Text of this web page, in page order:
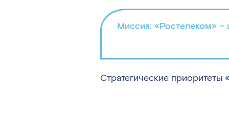
Миссия: «Ростелеком» –
Стратегические приоритеты